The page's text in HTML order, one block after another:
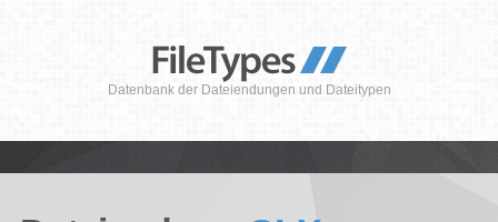
Datenbank der Dateiendungen und Dateitypen